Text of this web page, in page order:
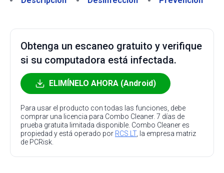
Obtenga un escaneo gratuito y verifique
si su computadora está infectada.
ELIMÍNELO AHORA (Android)
Para usar el producto con todas las funciones, debe
comprar una licencia para Combo Cleaner. 7 días de
prueba gratuita limitada disponible. Combo Cleaner es
propiedad y está operado por RCS LT, la empresa matriz
de PCRisk.